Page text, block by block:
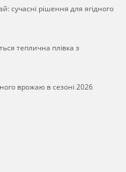
сучасні рішення для ягідного
теплична плівка з
врожаю в сезоні 2026